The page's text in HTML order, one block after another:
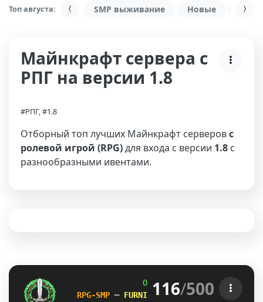
Топ августа: SMP выживание Новые С
Майнкрафт сервера с
РПГ на версии 1.8
#РПГ, #1.8
Отборный топ лучших Майнкрафт серверовс
ролевой игрой (RPG)для входа с версии 1.8 с
разнообразными ивентами.
OG -Network | 1.8 - 26.2
RPG-SMP ─ FURNITURE SHOP
116/500